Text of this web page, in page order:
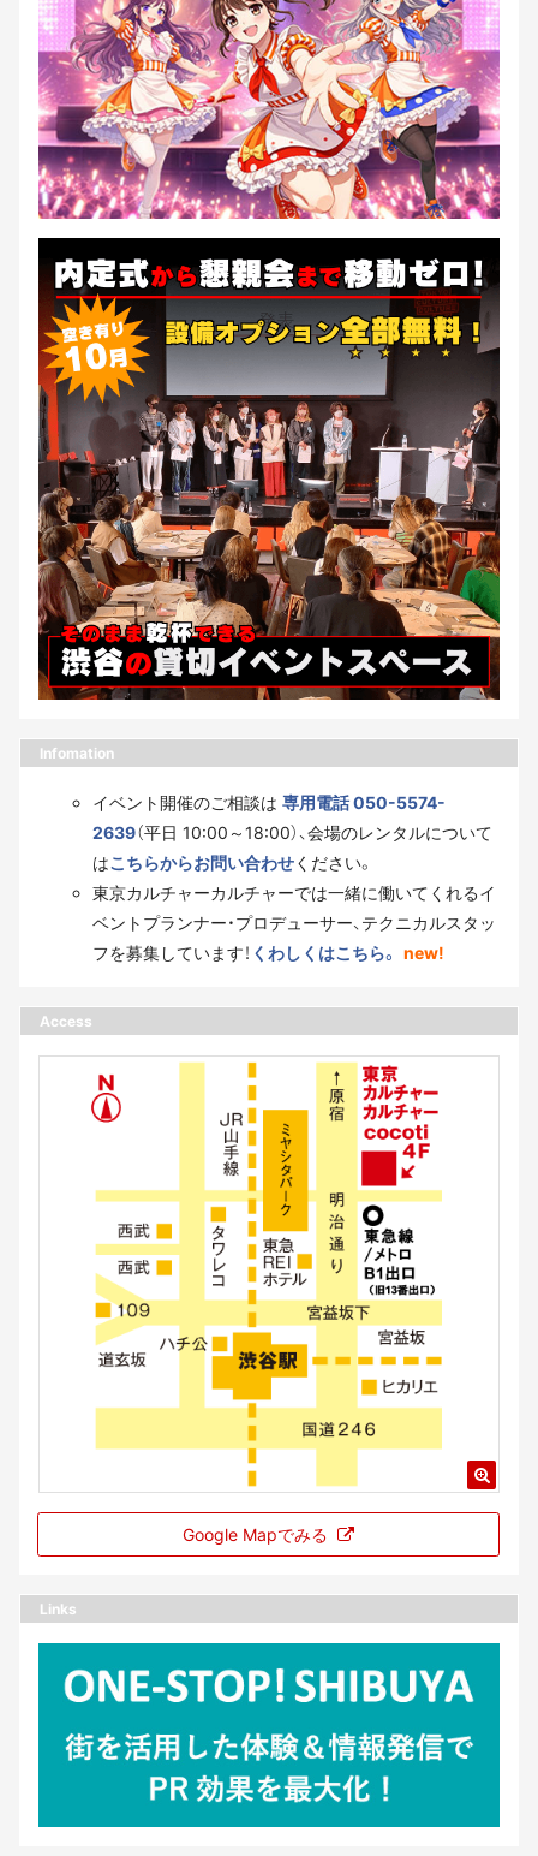
Infomation
イベント開催のご相談は 専用電話 050-5574-
2639（平日 10:00～18:00）、会場のレンタルについて
はこちらからお問い合わせください。
東京カルチャーカルチャーでは一緒に働いてくれるイ
ベントプランナー・プロデューサー、テクニカルスタッ
フを募集しています！ くわしくはこちら。 new!
Access
Google Mapでみる
Links